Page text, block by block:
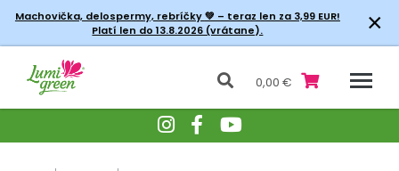
Machovička, delospermy, rebríčky💚 – teraz len za 3,99 EUR!
Platí len do 13.8.2026 (vrátane).
×
0,00 €